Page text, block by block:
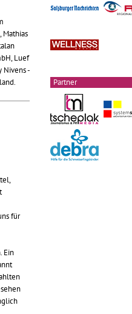
Mathias
Luef
Nivens -
für
Ein
Partner